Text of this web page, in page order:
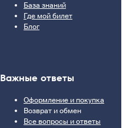
База знаний
Где мой билет
Блог
Важные ответы
Оформление и покупка
Возврат и обмен
Все вопросы и ответы